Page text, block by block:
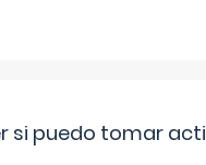
si puedo tomar